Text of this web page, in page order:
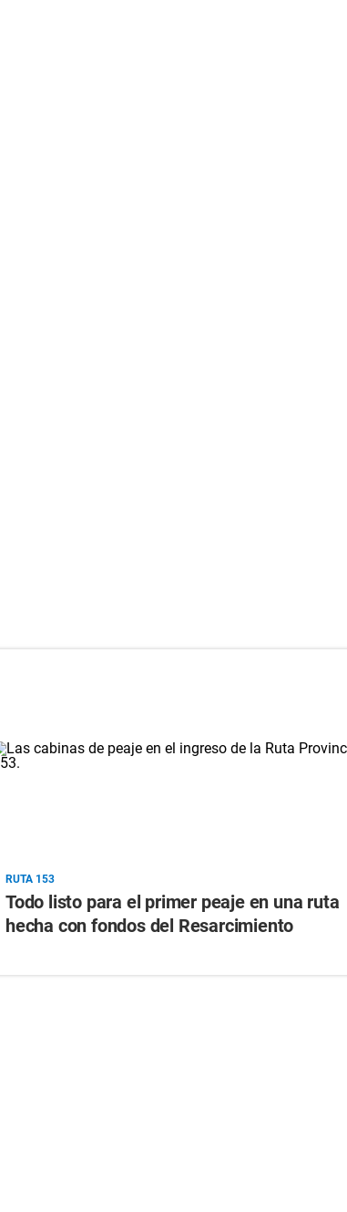
RUTA 153
Todo listo para el primer peaje en una ruta
hecha con fondos del Resarcimiento